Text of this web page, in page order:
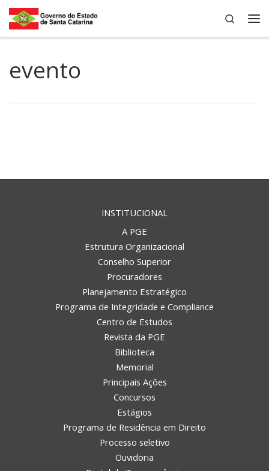
Skip to content
Search
evento
INSTITUCIONAL
A PGE
Estrutura Organizacional
Conselho Superior
Procuradores
Planejamento Estratégico
Programa de Integridade e Compliance
Centro de Estudos
Revista da PGE
Biblioteca
Memorial
Principais Ações
Concursos
Estágios
Programa de Residência em Direito
Processo seletivo
Ouvidoria